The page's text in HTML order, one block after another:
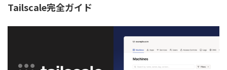
Tailscale完全ガイド